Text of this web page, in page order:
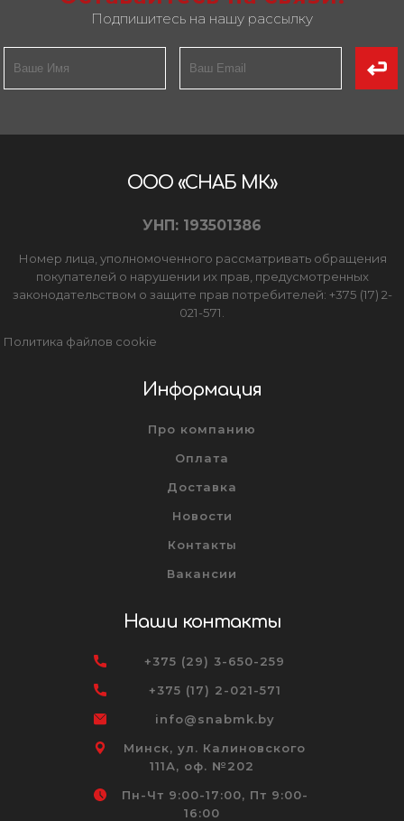
Подпишитесь на нашу рассылку
ООО «СНАБ МК»
УНП: 193501386
Номер лица, уполномоченного рассматривать обращения
покупателей о нарушении их прав, предусмотренных
законодательством о защите прав потребителей: +375 (17) 2-
021-571.
Политика файлов cookie
Информация
Про компанию
Оплата
Доставка
Новости
Контакты
Вакансии
Наши контакты
+375 (29) 3-650-259
+375 (17) 2-021-571
info@snabmk.by
Минск, ул. Калиновского
111А, оф. №202
Пн-Чт 9:00-17:00, Пт 9:00-
16:00